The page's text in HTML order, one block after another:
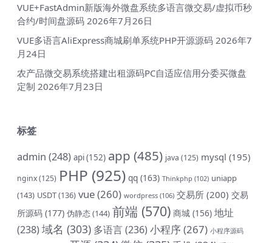
VUE+FastAdmin新版海外微盘系统多语言微交易/虚拟币秒
合约/时间盘源码 2026年7月26日
VUE多语言AliExpress商城刷单系统PHP开源源码 2026年7
月24日
农产品微交易系统搭建出租源码PC自适应信用分委买微盘
定制 2026年7月23日
标签
admin (248) api(152) app (485) java (125) mysql (195)
nginx(125) PHP (925) qq (163) Thinkphp (102) uniapp
(143) USDT(136) vue(260) wordpress (106) 交易所 (200) 交易
所源码 (177) 伪静态(144) 前端 (570) 商城 (156) 地址
(238)域名 (303) 多语言(236) 小程序(267) 小程序源码